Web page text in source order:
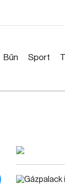
Bűn Sport